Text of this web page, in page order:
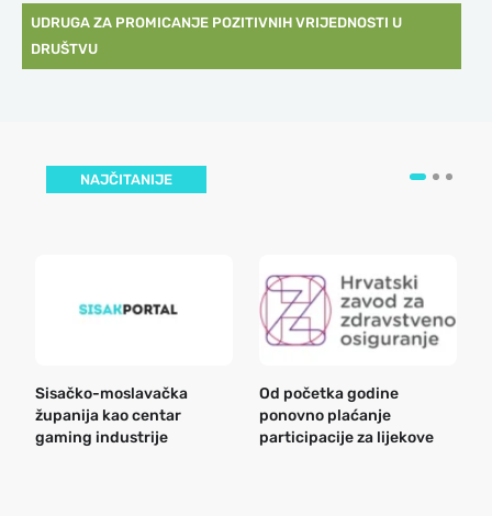
UDRUGA ZA PROMICANJE POZITIVNIH VRIJEDNOSTI U
DRUŠTVU
NAJČITANIJE
Sisačko-moslavačka
županija kao centar
gaming industrije
Od početka godine
ponovno plaćanje
participacije za lijekove